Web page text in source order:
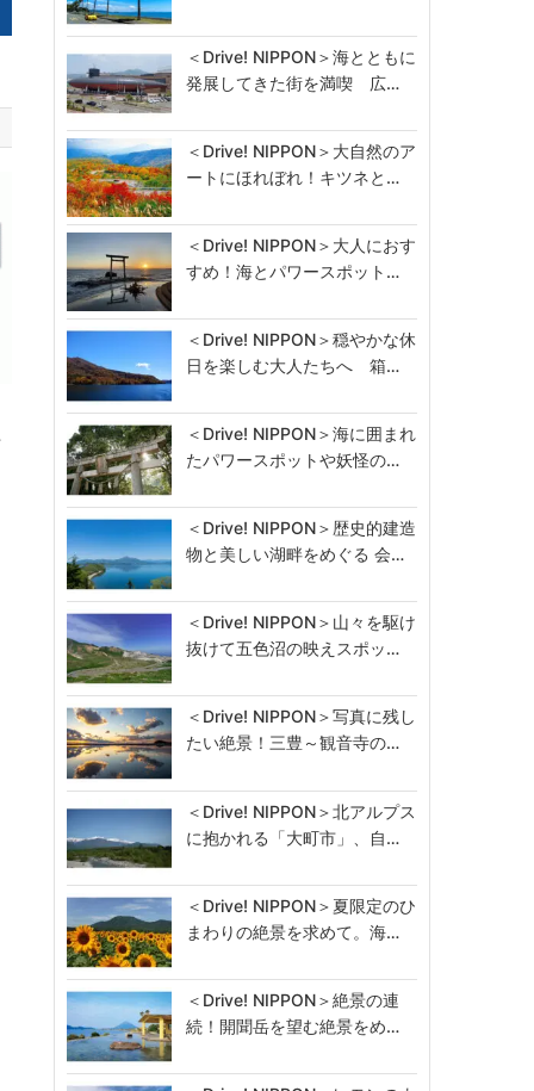
＜Drive! NIPPON＞海とともに
発展してきた街を満喫 広…
＜Drive! NIPPON＞大自然のア
ートにほれぼれ！キツネと…
＜Drive! NIPPON＞大人におす
すめ！海とパワースポット…
＜Drive! NIPPON＞穏やかな休
日を楽しむ大人たちへ 箱…
＜Drive! NIPPON＞海に囲まれ
たパワースポットや妖怪の…
＜Drive! NIPPON＞歴史的建造
物と美しい湖畔をめぐる 会…
＜Drive! NIPPON＞山々を駆け
抜けて五色沼の映えスポッ…
＜Drive! NIPPON＞写真に残し
たい絶景！三豊～観音寺の…
＜Drive! NIPPON＞北アルプス
に抱かれる「大町市」、自…
＜Drive! NIPPON＞夏限定のひ
まわりの絶景を求めて。海…
＜Drive! NIPPON＞絶景の連
続！開聞岳を望む絶景をめ…